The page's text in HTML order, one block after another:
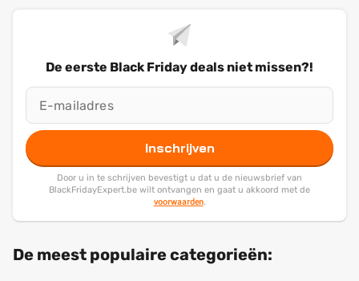
De eerste Black Friday deals niet missen?!
Inschrijven
Door u in te schrijven bevestigt u dat u de nieuwsbrief van
BlackFridayExpert.be wilt ontvangen en gaat u akkoord met de
voorwaarden.
De meest populaire categorieën: